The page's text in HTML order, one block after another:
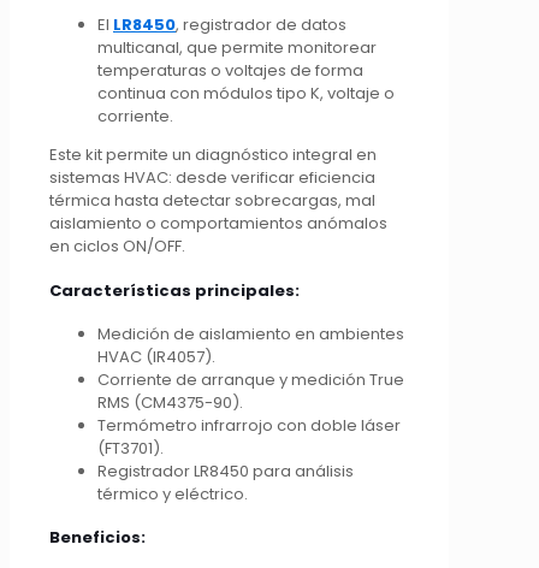
El LR8450, registrador de datos
multicanal, que permite monitorear
temperaturas o voltajes de forma
continua con módulos tipo K, voltaje o
corriente.
Este kit permite un diagnóstico integral en
sistemas HVAC: desde verificar eficiencia
térmica hasta detectar sobrecargas, mal
aislamiento o comportamientos anómalos
en ciclos ON/OFF.
Características principales:
Medición de aislamiento en ambientes
HVAC (IR4057).
Corriente de arranque y medición True
RMS (CM4375-90).
Termómetro infrarrojo con doble láser
(FT3701).
Registrador LR8450 para análisis
térmico y eléctrico.
Beneficios: